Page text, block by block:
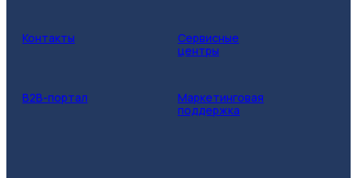
Контакты
Сервисные
центры
B2B-портал
Маркетинговая
поддержка